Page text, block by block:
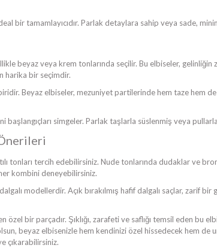
bir tamamlayıcıdır. Parlak detaylara sahip veya sade,
beyaz veya krem tonlarında seçilir. Bu elbiseler,
harika bir seçimdir.
Beyaz elbiseler, mezuniyet partilerinde hem taze hem
simgeler. Parlak taşlarla süslenmiş veya pullarla
tonları tercih edebilirsiniz. Nude tonlarında dudaklar ve
kombini deneyebilirsiniz.
modellerdir. Açık bırakılmış hafif dalgalı saçlar, zarif
özel bir parçadır. Şıklığı, zarafeti ve saflığı temsil eden
beyaz elbisenizle hem kendinizi özel hissedecek hem de
çıkarabilirsiniz.